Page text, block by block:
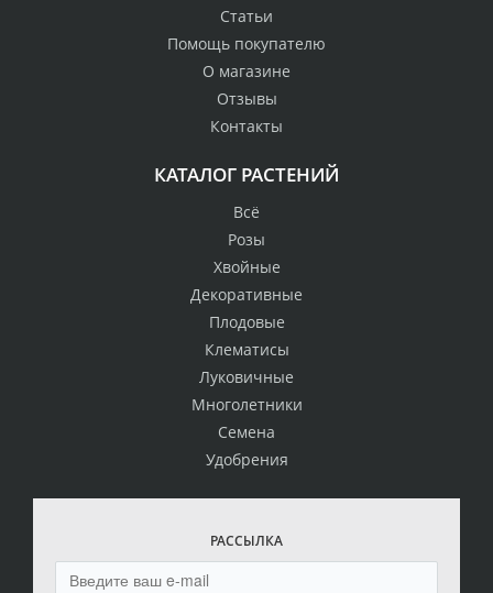
Статьи
Помощь покупателю
О магазине
Отзывы
Контакты
КАТАЛОГ РАСТЕНИЙ
Всё
Розы
Хвойные
Декоративные
Плодовые
Клематисы
Луковичные
Многолетники
Семена
Удобрения
РАССЫЛКА